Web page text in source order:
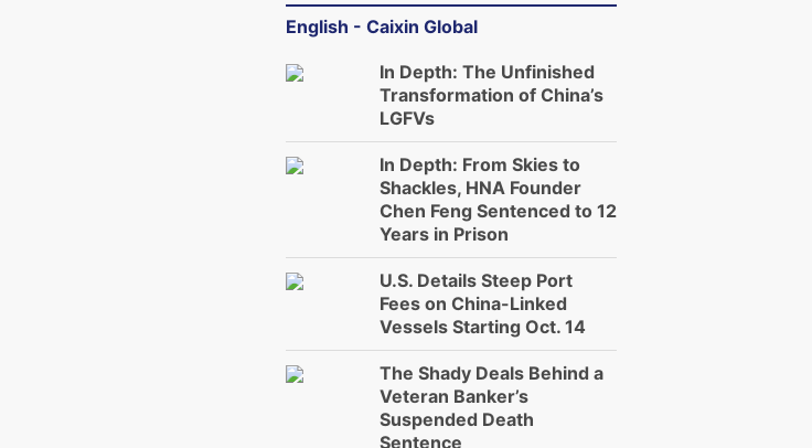
English - Caixin Global
In Depth: The Unfinished
Transformation of China’s
LGFVs
In Depth: From Skies to
Shackles, HNA Founder
Chen Feng Sentenced to 12
Years in Prison
U.S. Details Steep Port
Fees on China-Linked
Vessels Starting Oct. 14
The Shady Deals Behind a
Veteran Banker’s
Suspended Death
Sentence